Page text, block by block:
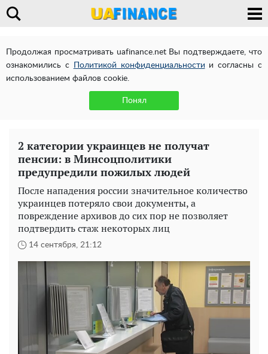
Продолжая просматривать uafinance.net Вы подтверждаете, что
ознакомились с
Политикой конфиденциальности и согласны с
использованием файлов cookie.
Понял
2 категории украинцев не получат
пенсии: в Минсоцполитики
предупредили пожилых людей
После нападения россии значительное количество
украинцев потеряло свои документы, а
повреждение архивов до сих пор не позволяет
подтвердить стаж некоторых лиц
14 сентября, 21:12